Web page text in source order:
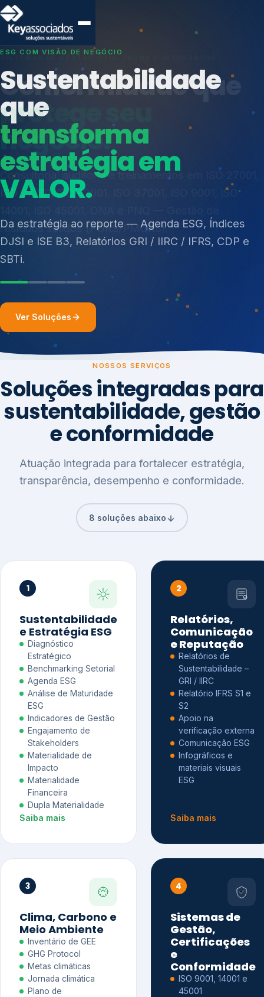
SISTEMAS DE GESTÃO OTIMIZADOS E INTEGRADOS
Conformidade que
protege seu
negócio.
Consultoria, auditoria e treinamentos em ISO 27001,
ISO 27701, ISO 42001, ISO 37001, ISO 9001, ISO
resíduos sólidos (PGRS/PMGRS).
Índices de Mercado
Mudanças Climáticas
Reputação e Cadeia
Reporte Regulatório
Ver Soluções
NOSSOS SERVIÇOS
Soluções integradas para
sustentabilidade, gestão
e conformidade
Atuação integrada para fortalecer estratégia,
transparência, desempenho e conformidade.
8 soluções abaixo
1
Sustentabilidade
e Estratégia ESG
Diagnóstico
Estratégico
Benchmarking Setorial
Agenda ESG
Análise de Maturidade
ESG
Indicadores de Gestão
Engajamento de
Stakeholders
Materialidade de
Impacto
Materialidade
Financeira
Dupla Materialidade
Saiba mais
2
Relatórios,
Comunicação
e Reputação
Relatórios de
Sustentabilidade –
GRI / IIRC
Relatório IFRS S1 e
S2
Apoio na
verificação externa
Comunicação ESG
Infográficos e
materiais visuais
ESG
Saiba mais
3
Clima, Carbono e
Meio Ambiente
Inventário de GEE
GHG Protocol
Metas climáticas
Jornada climática
Plano de
4
Sistemas de
Gestão,
Certificações
e
Conformidade
ISO 9001, 14001 e
45001